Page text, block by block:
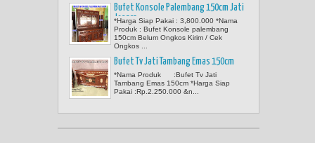
Bufet Konsole Palembang 150cm Jati
Jepara
*Harga Siap Pakai : 3,800.000 *Nama
Produk : Bufet Konsole palembang
150cm Belum Ongkos Kirim / Cek
Ongkos ...
Bufet Tv Jati Tambang Emas 150cm
*Nama Produk :Bufet Tv Jati
Tambang Emas 150cm *Harga Siap
Pakai :Rp.2.250.000 &n...